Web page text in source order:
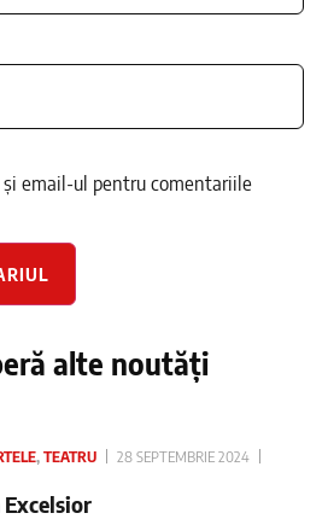
email-ul pentru comentariile
alte noutăți
, TEATRU
28 SEPTEMBRIE 2024